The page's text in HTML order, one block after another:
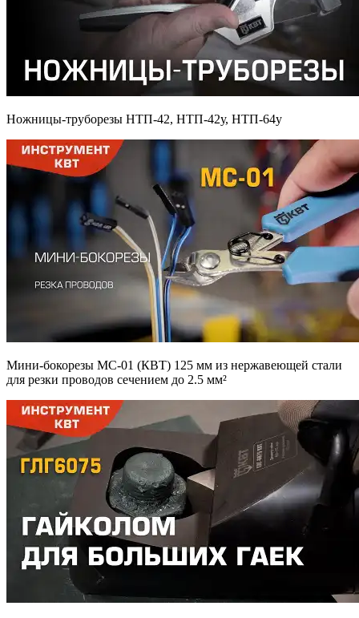
Ножницы-труборезы НТП-42, НТП-42у, НТП-64у
Мини-бокорезы МС-01 (КВТ) 125 мм из нержавеющей стали
для резки проводов сечением до 2.5 мм²